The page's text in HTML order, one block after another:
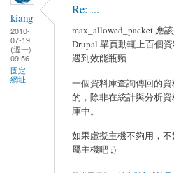
kiang
2010-
07-19
(週一)
09:56
固定
網址
Re: ...
max_allowed_packet 應
Drupal 單頁動輒上百個
遇到效能瓶頸
一個資料庫查詢傳回的
的，除非在統計與分析
庫中。
如果虛擬主機不夠用，
屬主機吧 ;)